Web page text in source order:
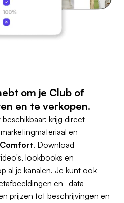
om je Club of
en te verkopen.
krijg direct
en
. Download
lookbooks en
al je kanalen. Je kunt ook
en -data
prijzen tot beschrijvingen en